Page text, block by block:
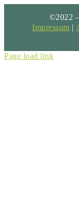
©2022 –
Impressum |
Page load link